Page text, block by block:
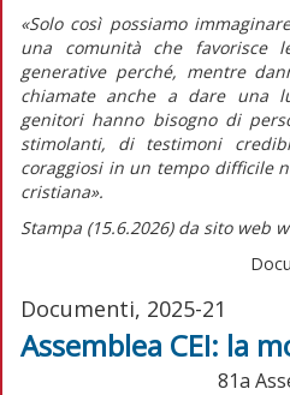
«Solo così possiamo
una comunità che favorisce
generative perché, mentre
chiamate anche adare una
genitori hanno bisogno di
stimolanti, di testimoni
coraggiosi in un tempo difficile
cristiana».
Stampa (15.6.2026) da sito web
Documenti, 2025-21
Assemblea CEI: la
81a